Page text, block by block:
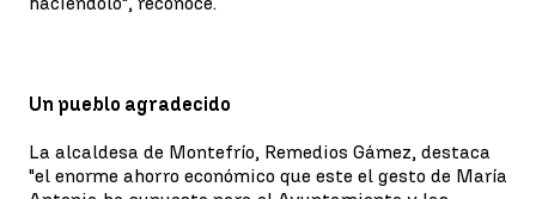
Un pueblo agradecido
La alcaldesa de Montefrío, Remedios Gámez, destaca
"el enorme ahorro económico que este el gesto de María